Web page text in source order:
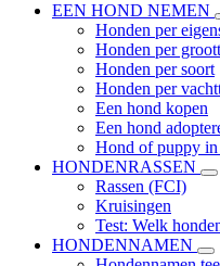
EEN HOND NEMEN
Honden per
Honden per
Honden per soort
Honden per
Een hond kopen
Een hond
Hond of puppy
HONDENRASSEN
Rassen (FCI)
Kruisingen
Test: Welk
HONDENNAMEN